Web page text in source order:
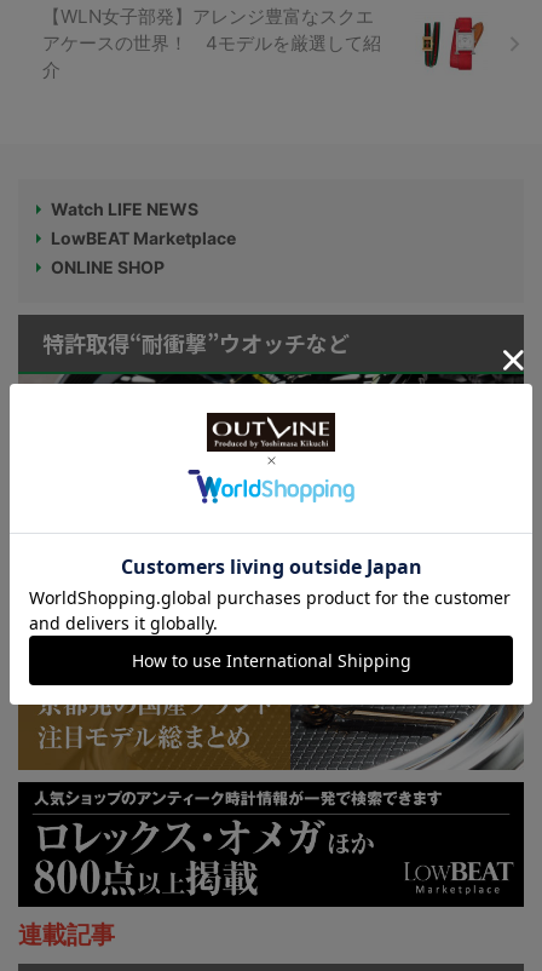
【WLN女子部発】アレンジ豊富なスクエ
アケースの世界！ 4モデルを厳選して紹
介
Watch LIFE NEWS
LowBEAT Marketplace
ONLINE SHOP
特許取得“耐衝撃”ウオッチなど
KUOE：総まとめ
連載記事